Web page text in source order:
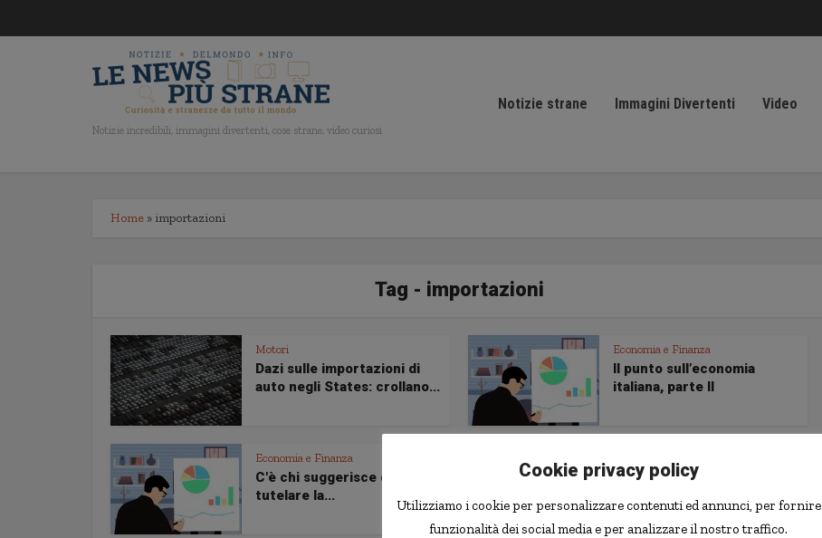
Notizie incredibili, immagini divertenti, cose strane, video curiosi
Notizie strane Immagini Divertenti Video
Home » importazioni
Tag - importazioni
Motori
Dazi sulle importazioni di
auto negli States: crollano...
Economia e Finanza
Il punto sull’economia
italiana, parte II
Economia e Finanza
C'è chi suggerisce dazi per
tutelare la...
Cookie privacy policy
Utilizziamo i cookie per personalizzare contenuti ed annunci, per fornire
funzionalità dei social media e per analizzare il nostro traffico.